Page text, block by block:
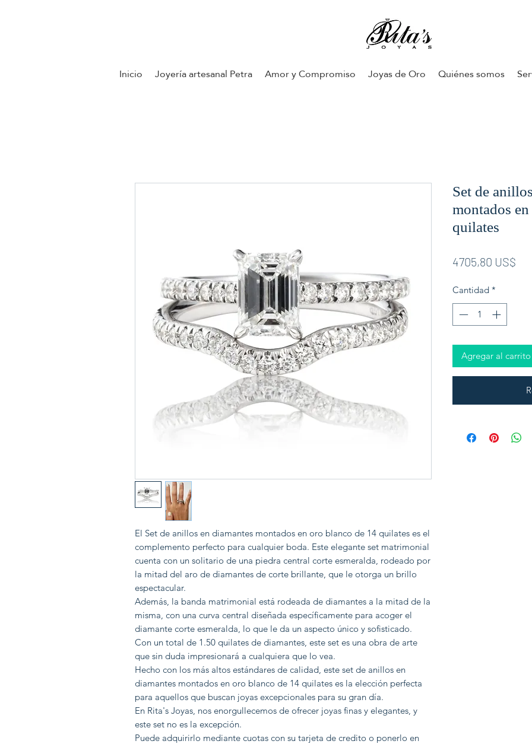
Inicio Joyería artesanal Petra Amor y Compromiso Joyas de Oro Quiénes somos
El Set de anillos en diamantes montados en oro blanco de 14 quilates es el
complemento perfecto para cualquier boda. Este elegante set matrimonial
cuenta con un solitario de una piedra central corte esmeralda, rodeado por
la mitad del aro de diamantes de corte brillante, que le otorga un brillo
espectacular.
Además, la banda matrimonial está rodeada de diamantes a la mitad de la
misma, con una curva central diseñada específicamente para acoger el
diamante corte esmeralda, lo que le da un aspecto único y sofisticado.
Con un total de 1.50 quilates de diamantes, este set es una obra de arte
que sin duda impresionará a cualquiera que lo vea.
Hecho con los más altos estándares de calidad, este set de anillos en
diamantes montados en oro blanco de 14 quilates es la elección perfecta
para aquellos que buscan joyas excepcionales para su gran día.
En Rita's Joyas, nos enorgullecemos de ofrecer joyas finas y elegantes, y
este set no es la excepción.
Puede adquirirlo mediante cuotas con su tarjeta de credito o ponerlo en
Set de
montados
quilates
4705,80 US$
Cantidad *
Agregar al carrito